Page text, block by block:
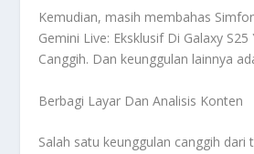
Kemudian, masih membahas
Gemini Live: Eksklusif Di Galaxy S25
Canggih. Dan keunggulan lainnya
Berbagi Layar Dan Analisis Konten
Salah satu keunggulan canggih dari